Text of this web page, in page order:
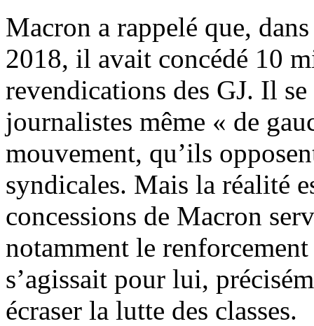
Macron a rappelé que,
2018, il avait concédé 10
revendications des GJ. Il
journalistes même « de
mouvement, qu’ils
syndicales. Mais la réalité
concessions de Macron
notamment le
s’agissait pour lui,
écraser la lutte des classes.